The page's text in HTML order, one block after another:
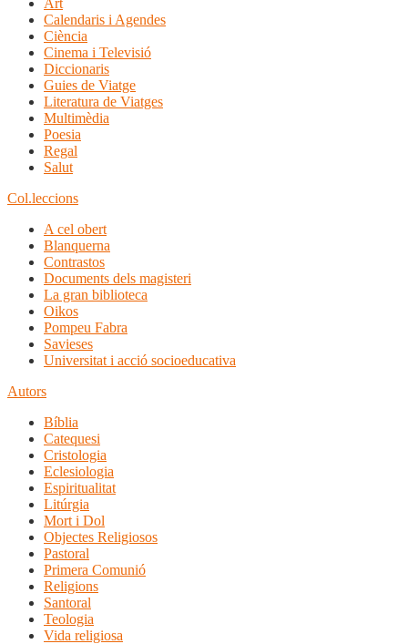
Art
Calendaris i Agendes
Ciència
Cinema i Televisió
Diccionaris
Guies de Viatge
Literatura de Viatges
Multimèdia
Poesia
Regal
Salut
Col.leccions
A cel obert
Blanquerna
Contrastos
Documents dels magisteri
La gran biblioteca
Oikos
Pompeu Fabra
Savieses
Universitat i acció socioeducativa
Autors
Bíblia
Catequesi
Cristologia
Eclesiologia
Espiritualitat
Litúrgia
Mort i Dol
Objectes Religiosos
Pastoral
Primera Comunió
Religions
Santoral
Teologia
Vida religiosa